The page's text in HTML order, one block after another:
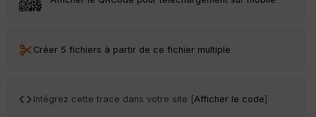
Créer 5 fichiers à partir de ce fichier multiple
Intégrez cette trace dans votre site [Afficher le code]